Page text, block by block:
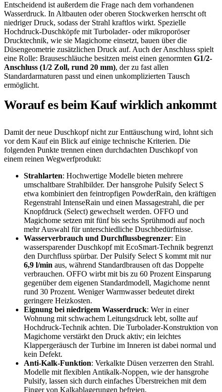
Entscheidend ist außerdem die Frage nach dem vorhandenen
Wasserdruck. In Altbauten oder oberen Stockwerken herrscht oft
niedriger Druck, sodass der Strahl kraftlos wirkt. Spezielle
Hochdruck-Duschköpfe mit Turbolader- oder mikroporöser
Drucktechnik, wie sie Magichome einsetzt, bauen über die
Düsengeometrie zusätzlichen Druck auf. Auch der Anschluss spielt
eine Rolle: Brauseschläuche besitzen meist einen genormten G1/2-
Anschluss (1/2 Zoll, rund 20 mm), der zu fast allen
Standardarmaturen passt und einen unkomplizierten Tausch
ermöglicht.
Worauf es beim Kauf wirklich ankommt
Damit der neue Duschkopf nicht zur Enttäuschung wird, lohnt sich
vor dem Kauf ein Blick auf einige technische Kriterien. Die
folgenden Punkte trennen einen durchdachten Duschkopf von
einem reinen Wegwerfprodukt:
Strahlarten: Hochwertige Modelle bieten mehrere
umschaltbare Strahlbilder. Der hansgrohe Pulsify Select S
etwa kombiniert den feintropfigen PowderRain, den kräftigen
Regenstrahl IntenseRain und einen Massagestrahl, die per
Knopfdruck (Select) gewechselt werden. OFFO und
Magichome setzen mit fünf bis sechs Sprühmodi auf noch
mehr Auswahl für unterschiedliche Duschbedürfnisse.
Wasserverbrauch und Durchflussbegrenzer: Ein
wassersparender Duschkopf mit EcoSmart-Technik begrenzt
den Durchfluss spürbar. Der Pulsify Select S kommt mit nur
6,9 l/min aus, während Standardbrausen oft das Doppelte
verbrauchen. OFFO wirbt mit bis zu 60 Prozent Einsparung
gegenüber dem eigenen Standardmodell, Magichome nennt
rund 30 Prozent. Weniger Warmwasser bedeutet direkt
geringere Heizkosten.
Eignung bei niedrigem Wasserdruck: Wer in einer
Wohnung mit schwachem Leitungsdruck lebt, sollte auf
Hochdruck-Technik achten. Die Turbolader-Konstruktion von
Magichome verstärkt den Druck aktiv; ein leichtes
Klappergeräusch der Turbine im Inneren ist dabei normal und
kein Defekt.
Anti-Kalk-Funktion: Verkalkte Düsen verzerren den Strahl.
Modelle mit flexiblen Antikalk-Noppen, wie der hansgrohe
Pulsify, lassen sich durch einfaches Überstreichen mit dem
Finger von Kalkablagerungen befreien.